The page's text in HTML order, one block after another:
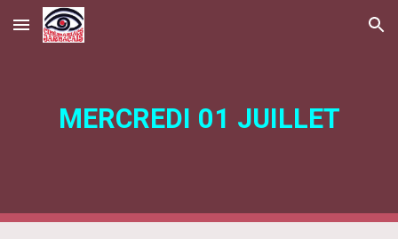
Skip to main content Skip to navigation
MERCREDI 01 JUILLET